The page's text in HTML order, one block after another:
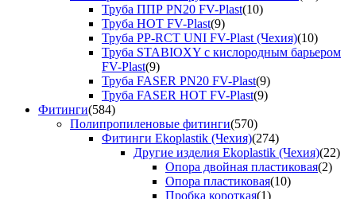
Труба ППР PN20 FV-Plast(10)
Труба HOT FV-Plast(9)
Труба PP-RCT UNI FV-Plast (Чехия)(10)
Труба STABIOXY с кислородным барьером
FV-Plast(9)
Труба FASER PN20 FV-Plast(9)
Труба FASER HOT FV-Plast(9)
Фитинги(584)
Полипропиленовые фитинги(570)
Фитинги Ekoplastik (Чехия)(274)
Другие изделия Ekoplastik (Чехия)(22)
Опора двойная пластиковая(2)
Опора пластиковая(10)
Пробка короткая(1)